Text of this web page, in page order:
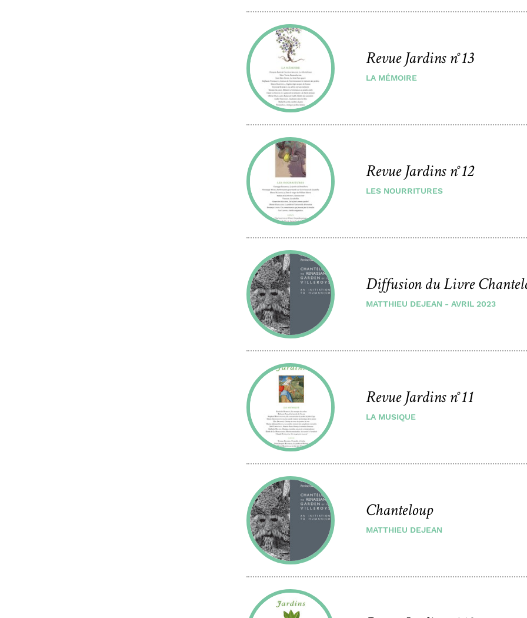
Revue Jardins n°13
LA MÉMOIRE
Revue Jardins n°12
LES NOURRITURES
Diffusion du Livre
MATTHIEU DEJEAN - AVRIL 2023
Revue Jardins n°11
LA MUSIQUE
Chanteloup
MATTHIEU DEJEAN